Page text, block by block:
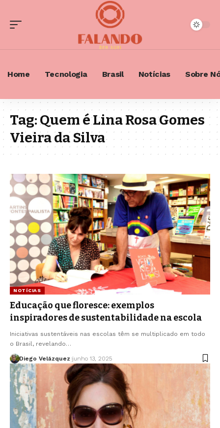
Home Tecnologia Brasil Notícias Sobre
Tag:Quem é Lina Rosa Gomes
Vieira da Silva
NOTÍCIAS
Educação que floresce: exemplos
inspiradores de sustentabilidade na escola
Iniciativas sustentáveis nas escolas têm se multiplicado em todo
o Brasil, revelando…
Diego Velázquez junho 13, 2025